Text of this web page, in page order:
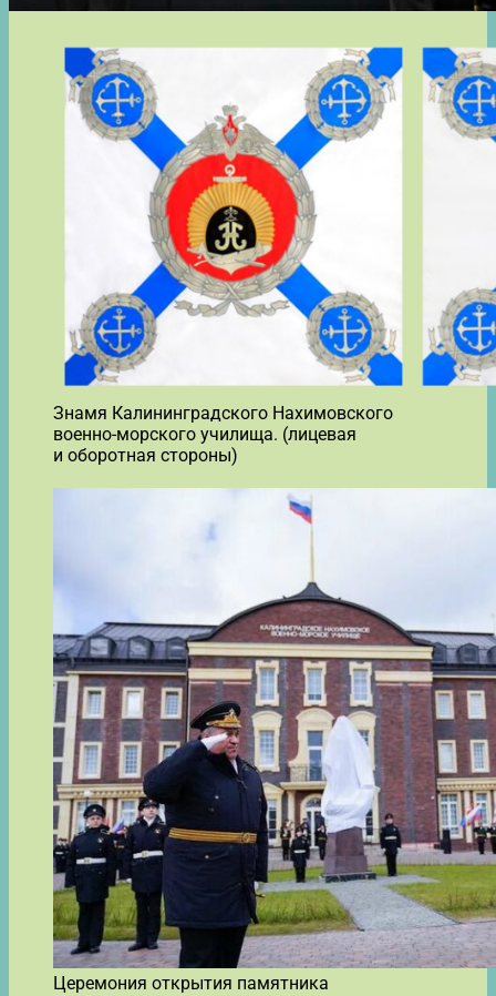
Знамя Калининградского Нахимовского
военно-морского училища. (лицевая
и оборотная стороны)
Церемония открытия памятника